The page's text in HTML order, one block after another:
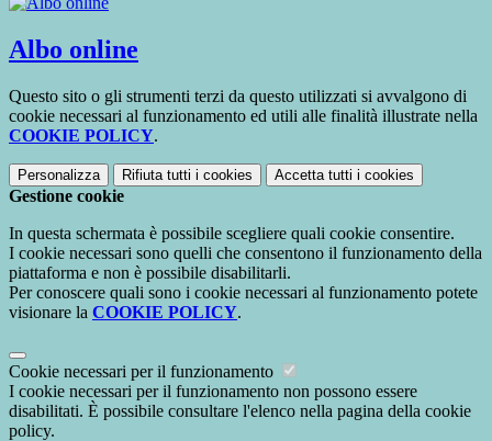
Albo online
Questo sito o gli strumenti terzi da questo utilizzati si avvalgono di
cookie necessari al funzionamento ed utili alle finalità illustrate nella
COOKIE POLICY.
Personalizza Rifiuta tutti i cookies Accetta tutti i cookies
Gestione cookie
In questa schermata è possibile scegliere quali cookie consentire.
I cookie necessari sono quelli che consentono il funzionamento della
piattaforma e non è possibile disabilitarli.
Per conoscere quali sono i cookie necessari al funzionamento potete
visionare la COOKIE POLICY.
Cookie necessari per il funzionamento
I cookie necessari per il funzionamento non possono essere
disabilitati. È possibile consultare l'elenco nella pagina della cookie
policy.